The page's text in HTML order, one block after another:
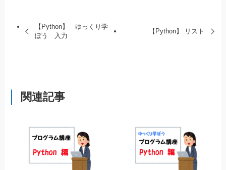
【Python】 ゆっくり学
ぼう 入力
【Python】 リスト
関連記事